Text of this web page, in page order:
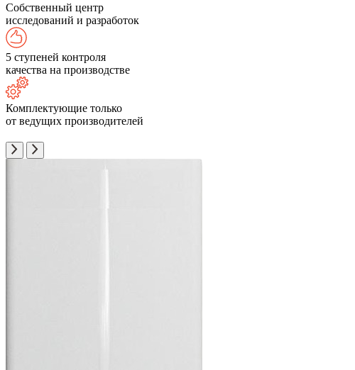
Собственный центр
исследований и разработок
5 ступеней контроля
качества на производстве
Комплектующие только
от ведущих производителей